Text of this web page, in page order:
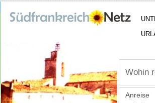
Wohin
Anreise